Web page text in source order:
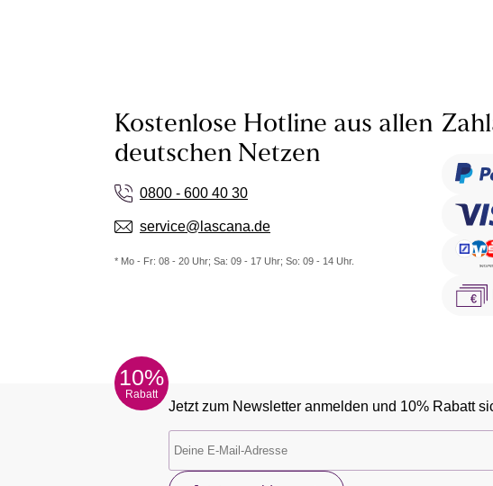
Kostenlose Hotline aus allen
deutschen Netzen
0800 - 600 40 30
service@lascana.de
* Mo - Fr: 08 - 20 Uhr; Sa: 09 - 17 Uhr; So: 09 - 14 Uhr.
10%
Rabatt
Jetzt zum Newsletter anmelden und 10% Rabatt